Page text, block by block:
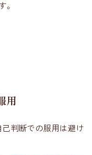
用
判断での服用は避け